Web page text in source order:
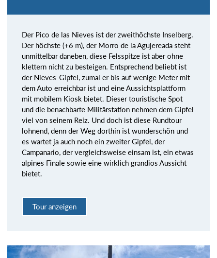
Der Pico de las Nieves ist der zweithöchste Inselberg.
Der höchste (+6 m), der Morro de la Agujereada steht
unmittelbar daneben, diese Felsspitze ist aber ohne
klettern nicht zu besteigen. Entsprechend beliebt ist
der Nieves-Gipfel, zumal er bis auf wenige Meter mit
dem Auto erreichbar ist und eine Aussichtsplattform
mit mobilem Kiosk bietet. Dieser touristische Spot
und die benachbarte Militärstation nehmen dem Gipfel
viel von seinem Reiz. Und doch ist diese Rundtour
lohnend, denn der Weg dorthin ist wunderschön und
es wartet ja auch noch ein zweiter Gipfel, der
Campanario, der vergleichsweise einsam ist, ein etwas
alpines Finale sowie eine wirklich grandios Aussicht
bietet.
Tour anzeigen